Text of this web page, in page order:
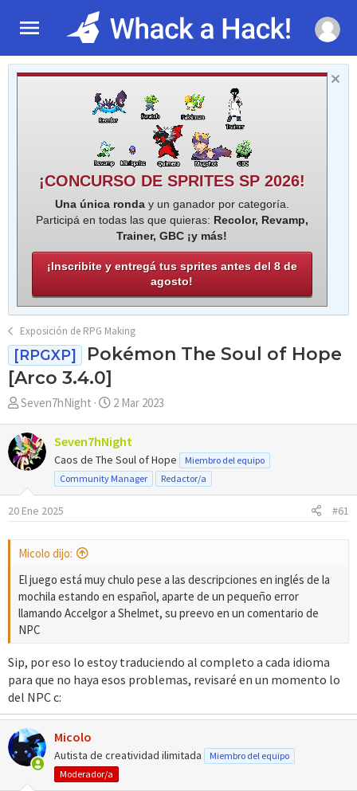
¡CONCURSO DE SPRITES SP 2026!
Una única ronday un ganador por categoría.
Participá en todas las que quieras: Recolor, Revamp,
Trainer, GBC ¡y más!
¡Inscribite y entregá tus sprites antes del 8 de
agosto!
Exposición de RPG Making
[RPGXP]
Pokémon The Soul of Hope
[Arco 3.4.0]
A
t
o
r
Seven7hNight
F
h
a
d
i
o
2 Mar 2023
Seven7hNight
Caos de The Soul of Hope
Miembro del equipo
Community Manager
Redactor/a
20 Ene 2025 #61
Micolo dijo:
El juego está muy chulo pese a las descripciones en inglés de la
mochila estando en español, aparte de un pequeño error
llamando Accelgor a Shelmet, su preevo en un comentario de
NPC
Sip, por eso lo estoy traduciendo al completo a cada idioma
para que no haya esos problemas, revisaré en un momento lo
del NPC c:
Micolo
Autista de creatividad ilimitada
Miembro del equipo
Moderador/a